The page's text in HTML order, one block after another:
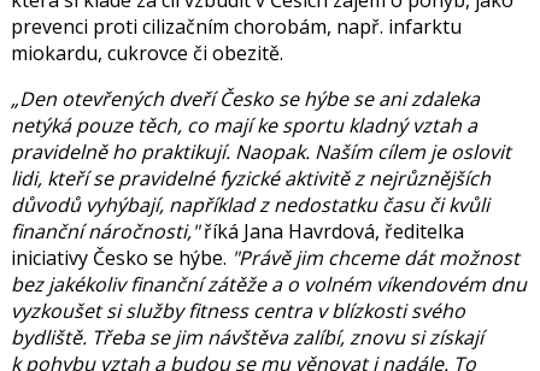
prevenci proti cilizačním chorobám, např. infarktu
miokardu, cukrovce či obezitě.
„Den otevřených dveří Česko se hýbe se ani zdaleka
netýká pouze těch, co mají ke sportu kladný vztah a
pravidelně ho praktikují. Naopak. Naším cílem je oslovit
lidi, kteří se pravidelné fyzické aktivitě z nejrůznějších
důvodů vyhýbají, například z nedostatku času či kvůli
finanční náročnosti,"říká Jana Havrdová, ředitelka
iniciativy Česko se hýbe. "Právě jim chceme dát možnost
bez jakékoliv finanční zátěže a o volném víkendovém dnu
vyzkoušet si služby fitness centra v blízkosti svého
bydliště. Třeba se jim návštěva zalíbí, znovu si získají
k pohybu vztah a budou se mu věnovat i nadále. To